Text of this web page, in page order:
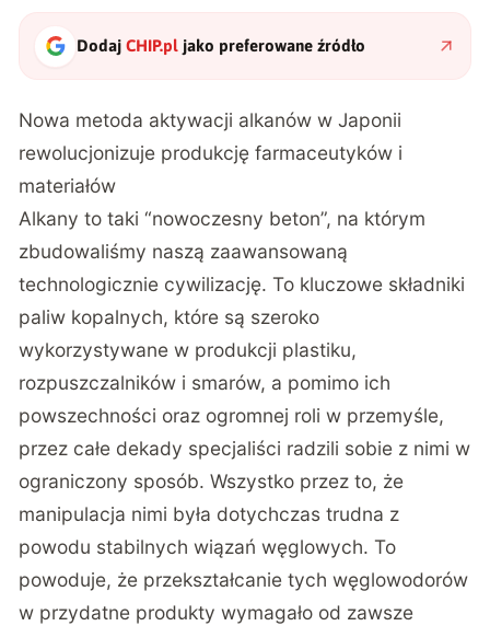
DodajCHIP.pl jako preferowane źródło
Nowa metoda aktywacji alkanów w Japonii
rewolucjonizuje produkcję farmaceutyków i
materiałów
Alkany to taki “nowoczesny beton”, na którym
zbudowaliśmy naszą zaawansowaną
technologicznie cywilizację. To kluczowe składniki
paliw kopalnych, które są szeroko
wykorzystywane w produkcji plastiku,
rozpuszczalników i smarów, a pomimo ich
powszechności oraz ogromnej roli w przemyśle,
przez całe dekady specjaliści radzili sobie z nimi w
ograniczony sposób. Wszystko przez to, że
manipulacja nimi była dotychczas trudna z
powodu stabilnych wiązań węglowych. To
powoduje, że przekształcanie tych węglowodorów
w przydatne produkty wymagało od zawsze